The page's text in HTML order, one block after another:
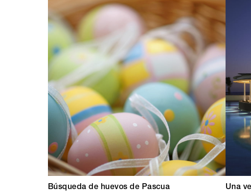
Búsqueda de huevos de Pascua
Una